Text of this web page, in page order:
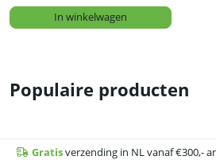
In winkelwagen
Populaire producten
Gratisverzending in NL vanaf €300,-